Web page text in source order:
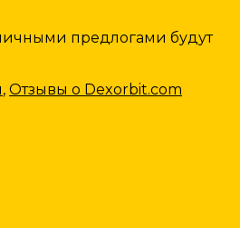
предлогами будут
, Отзывы о Dexorbit.com